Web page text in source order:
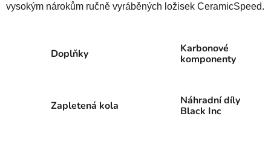
vysokým nárokům ručně vyráběných ložisek CeramicSpeed.
Doplňky
Karbonové
komponenty
Zapletená kola
Náhradní díly
Black Inc